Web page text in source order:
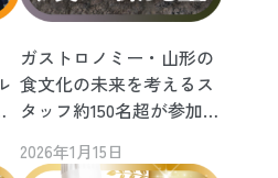
ガストロノミー・山形の
食文化の未来を考えるス
タッフ約150名超が参加す
2026年1月15日